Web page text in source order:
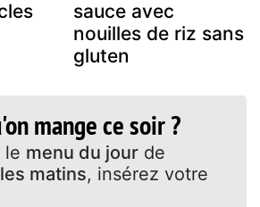
sauce avec
nouilles de riz sans
gluten
mange ce soir ?
le menu du jour de
matins, insérez votre